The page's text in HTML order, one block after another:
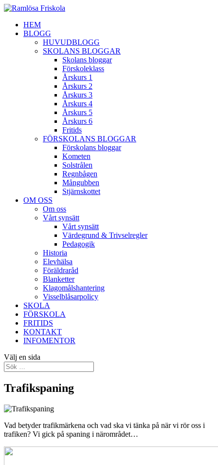
HEM
BLOGG
HUVUDBLOGG
SKOLANS BLOGGAR
Skolans bloggar
Förskoleklass
Årskurs 1
Årskurs 2
Årskurs 3
Årskurs 4
Årskurs 5
Årskurs 6
Fritids
FÖRSKOLANS BLOGGAR
Förskolans bloggar
Kometen
Solstrålen
Regnbågen
Mångubben
Stjärnskottet
OM OSS
Om oss
Vårt synsätt
Vårt synsätt
Värdegrund & Trivselregler
Pedagogik
Historia
Elevhälsa
Föräldraråd
Blanketter
Klagomålshantering
Visselblåsarpolicy
SKOLA
FÖRSKOLA
FRITIDS
KONTAKT
INFOMENTOR
Välj en sida
Trafikspaning
Vad betyder trafikmärkena och vad ska vi tänka på när vi rör oss i
trafiken? Vi gick på spaning i närområdet…